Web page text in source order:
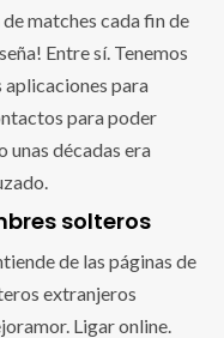
matches cada fin de
Entre sí. Tenemos
para
para poder
unas décadas era
solteros
de las páginas de
extranjeros
Ligar online.